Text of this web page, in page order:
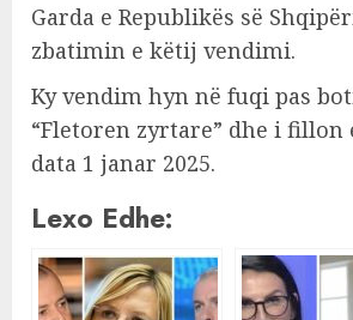
Garda e Republikës së
zbatimin e këtij vendimi.
Ky vendim hyn në fuqi pas
“Fletoren zyrtare” dhe i fillon
data 1 janar 2025.
Lexo Edhe: